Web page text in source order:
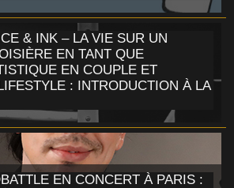
& INK – LA VIE SUR UN
EN TANT QUE
EN COUPLE ET
: INTRODUCTION À LA
EN CONCERT À PARIS :